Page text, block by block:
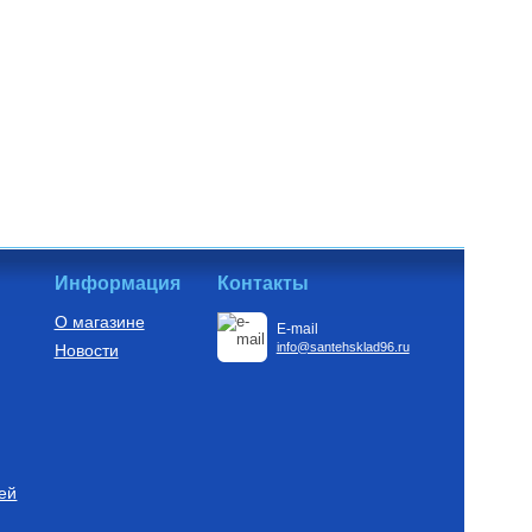
Информация
О магазине
Новости
Контакты
E-mail
info@santehsklad96.ru